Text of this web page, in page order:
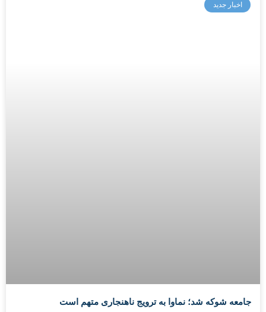
اخبار جدید
جامعه شوکه شد؛ نماوا به ترویج ناهنجاری متهم است